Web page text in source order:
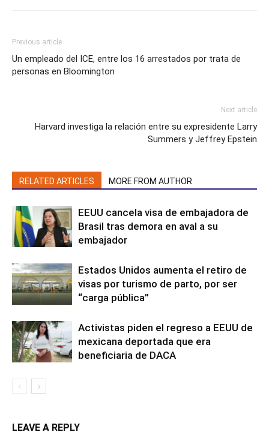
Previous article
Un empleado del ICE, entre los 16 arrestados por trata de
personas en Bloomington
Next article
Harvard investiga la relación entre su expresidente Larry
Summers y Jeffrey Epstein
RELATED ARTICLES MORE FROM AUTHOR
EEUU cancela visa de embajadora de
Brasil tras demora en aval a su
embajador
Estados Unidos aumenta el retiro de
visas por turismo de parto, por ser
“carga pública”
Activistas piden el regreso a EEUU de
mexicana deportada que era
beneficiaria de DACA
LEAVE A REPLY